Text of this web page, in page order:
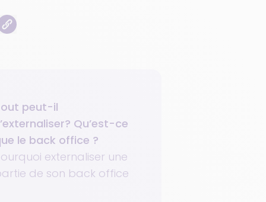
peut-il
Qu’est-ce
le back office ?
externaliser une
de son back office